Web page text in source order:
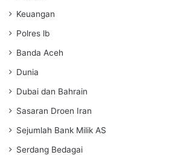
Keuangan
Polres lb
Banda Aceh
Dunia
Dubai dan Bahrain
Sasaran Droen Iran
Sejumlah Bank Milik AS
Serdang Bedagai